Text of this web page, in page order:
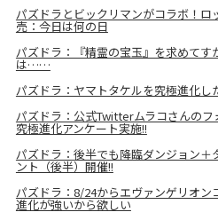
パズドラとビックリマンがコラボ！
売：今日は何の日
パズドラ：『精霊の宝玉』を求めてす
は……
パズドラ：ヤマトタケルを究極進化
パズドラ：公式Twitterムラコさんのフ
究極進化アンケート実施!!
パズドラ：後半でも降臨ダンジョン＋
ント（後半）開催!!
パズドラ：8/24からエヴァンゲリオン
進化が強いから欲しい